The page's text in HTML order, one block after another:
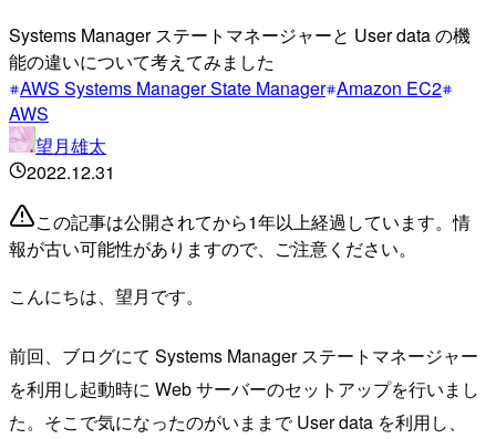
Systems Manager ステートマネージャーと User data の機
能の違いについて考えてみました
AWS Systems Manager State Manager Amazon EC2
AWS
望月雄太
2022.12.31
この記事は公開されてから1年以上経過しています。情
報が古い可能性がありますので、ご注意ください。
こんにちは、望月です。
前回、ブログにて Systems Manager ステートマネージャー
を利用し起動時に Web サーバーのセットアップを行いまし
た。そこで気になったのがいままで User data を利用し、